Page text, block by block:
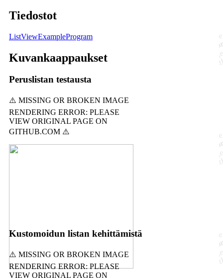
Tiedostot
ListViewExampleProgram
Kuvankaappaukset
Peruslistan testausta
Kustomoidun listan kehittämistä